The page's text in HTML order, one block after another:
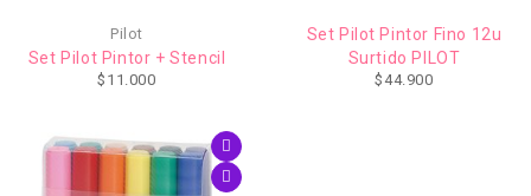
Pilot
Set Pilot Pintor + Stencil
$ 11.000
Set Pilot Pintor Fino 12u
Surtido PILOT
$ 44.900